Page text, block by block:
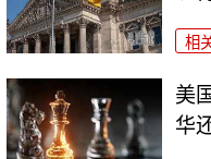
相
美
华